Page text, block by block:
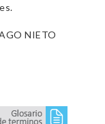
NIETO